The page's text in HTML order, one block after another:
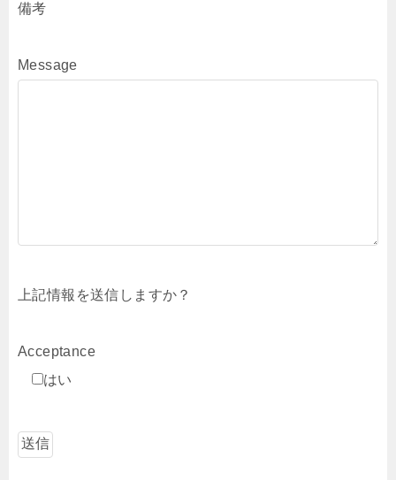
備考
Message
上記情報を送信しますか？
Acceptance
はい